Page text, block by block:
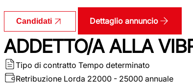
Candidati Dettaglio annuncio
ADDETTO/A ALLA
Tipo di contratto Tempo determinato
Retribuzione Lorda 22000 - 25000 annuale